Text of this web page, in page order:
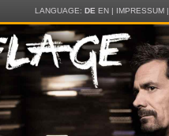
LANGUAGE: DE EN| IMPRESSUM|